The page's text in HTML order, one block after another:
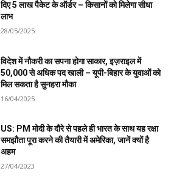
दिए 5 लाख पैकेट के ऑर्डर – किसानों को मिलेगा सीधा
लाभ
28/05/2025
विदेश में नौकरी का सपना होगा साकार, इज़राइल में
50,000 से अधिक पद खाली – यूपी-बिहार के युवाओं को
मिल सकता है सुनहरा मौका
16/04/2025
US: PM मोदी के दौरे से पहले ही भारत के साथ यह रक्षा
समझौता पूरा करने की तैयारी में अमेरिका, जानें क्यों है
अहम
27/04/2023